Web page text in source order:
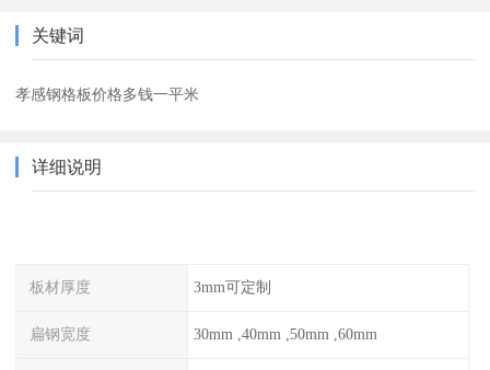
关键词
孝感钢格板价格多钱一平米
详细说明
板材厚度 3mm可定制
扁钢宽度 30mm ,40mm ,50mm ,60mm